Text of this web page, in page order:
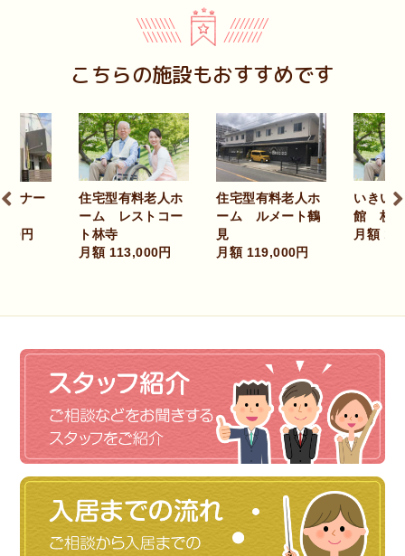
こちらの施設もおすすめです
住宅型有料老人ホ
ーム レストコー
ト林寺
月額 113,000円
住宅型有料老人ホ
ーム ルメート鶴
月額 119,000円
いきいき倶楽部
館 杉本
月額 149,000円